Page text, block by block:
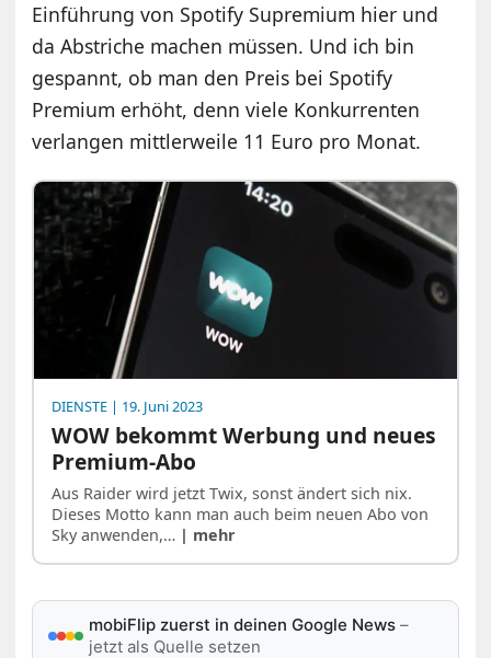
Einführung von Spotify Supremium hier und
da Abstriche machen müssen. Und ich bin
gespannt, ob man den Preis bei Spotify
Premium erhöht, denn viele Konkurrenten
verlangen mittlerweile 11 Euro pro Monat.
DIENSTE | 19. Juni 2023
WOW bekommt Werbung und neues
Premium-Abo
Aus Raider wird jetzt Twix, sonst ändert sich nix.
Dieses Motto kann man auch beim neuen Abo von
Sky anwenden,… | mehr
mobiFlip zuerst in deinen Google News –
jetzt als Quelle setzen